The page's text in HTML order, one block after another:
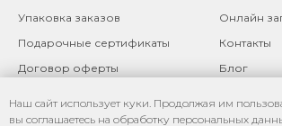
Наш сайт использует куки. Продолжая им
вы соглашаетесь на обработку персональных
Упаковка заказов
Подарочные сертификаты
Договор оферты
Рекомендации по уходу за
Онлайн
Контакты
Блог